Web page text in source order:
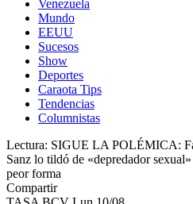
Venezuela
Mundo
EEUU
Sucesos
Show
Deportes
Caraota Tips
Tendencias
Columnistas
Lectura: SIGUE LA POLÉMICA:
Sanz lo tildó de «depredador
peor forma
Compartir